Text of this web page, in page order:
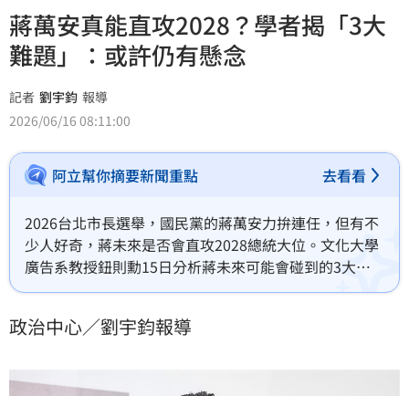
蔣萬安真能直攻2028？學者揭「3大
難題」：或許仍有懸念
記者 劉宇鈞 報導
2026/06/16 08:11:00
阿立幫你摘要新聞重點 去看看
2026台北市長選舉，國民黨的蔣萬安力拚連任，但有不
少人好奇，蔣未來是否會直攻2028總統大位。文化大學
廣告系教授鈕則勳15日分析蔣未來可能會碰到的3大難
題，強調「或許仍有懸念」。
政治中心／劉宇鈞報導